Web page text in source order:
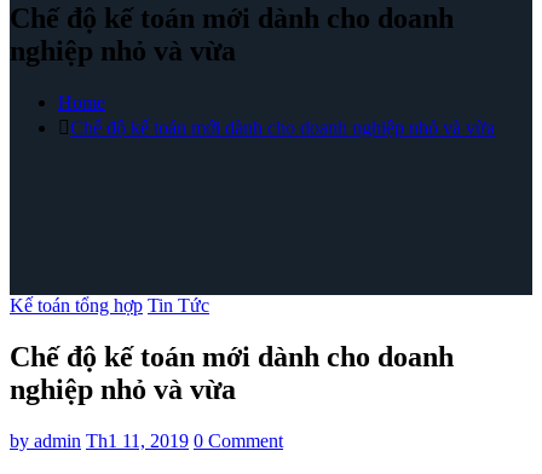
Chế độ kế toán mới dành cho doanh
nghiệp nhỏ và vừa
Home
Chế độ kế toán mới dành cho doanh nghiệp nhỏ và vừa
Kế toán tổng hợp Tin Tức
Chế độ kế toán mới dành cho doanh
nghiệp nhỏ và vừa
by admin Th1 11, 2019 0 Comment